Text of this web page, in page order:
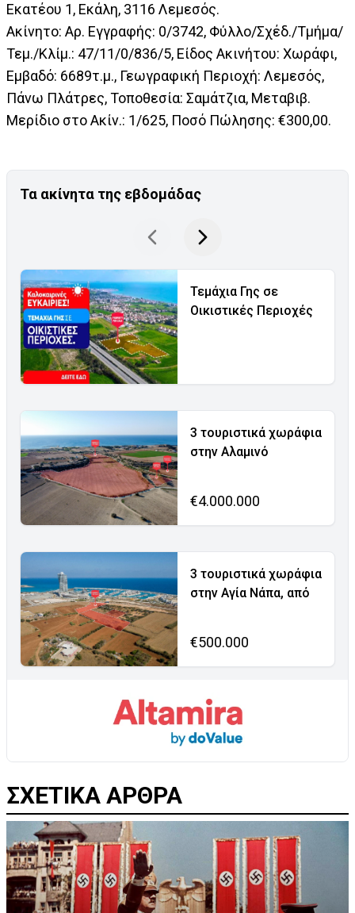
Εκατέου 1, Εκάλη, 3116 Λεμεσός.
Ακίνητο: Αρ. Εγγραφής: 0/3742, Φύλλο/Σχέδ./Τμήμα/
Τεμ./Κλίμ.: 47/11/0/836/5, Είδος Ακινήτου: Χωράφι,
Εμβαδό: 6689τ.μ., Γεωγραφική Περιοχή: Λεμεσός,
Πάνω Πλάτρες, Τοποθεσία: Σαμάτζια, Μεταβιβ.
Μερίδιο στο Ακίν.: 1/625, Ποσό Πώλησης: €300,00.
Τα ακίνητα της εβδομάδας
Τεμάχια Γης σε
Οικιστικές Περιοχές
3 τουριστικά χωράφια
στην Αλαμινό
€4.000.000
3 τουριστικά χωράφια
στην Αγία Νάπα, από
€500.000
ΣΧΕΤΙΚΑ ΑΡΘΡΑ